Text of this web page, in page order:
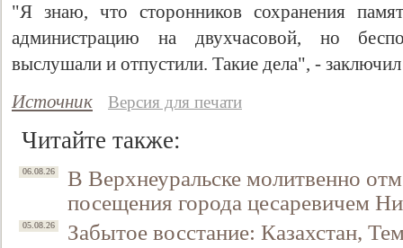
"Я знаю, что сторонников сохранения
администрацию на двухчасовой, но
выслушали и отпустили. Такие дела", -
Источник
Версия для печати
Читайте также:
06.08.26
В Верхнеуральске молитвенно
посещения города цесаревичем
05.08.26 Забытое восстание: Казахстан,